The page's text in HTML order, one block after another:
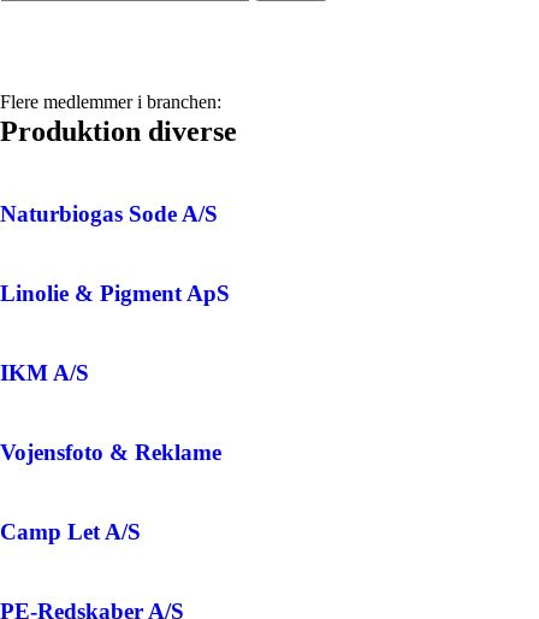
Flere medlemmer i branchen:
Produktion diverse
Naturbiogas Sode A/S
Linolie & Pigment ApS
IKM A/S
Vojensfoto & Reklame
Camp Let A/S
PE-Redskaber A/S